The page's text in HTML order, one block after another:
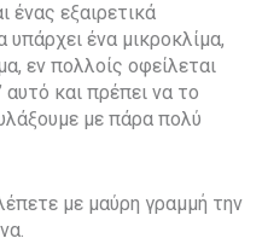
ένας εξαιρετικά
ένα μικροκλίμα,
εν πολλοίς οφείλεται
και πρέπει να το
με πάρα πολύ
με μαύρη γραμμή την